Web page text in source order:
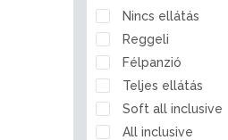
Balatonboglár
Balatonederics
Balatonfenyves
Balatonfőkajár
Balatonföldvár
Balatonfüred
Nincs ellátás
Reggeli
Félpanzió
Teljes ellátás
Soft all inclusive
All inclusive